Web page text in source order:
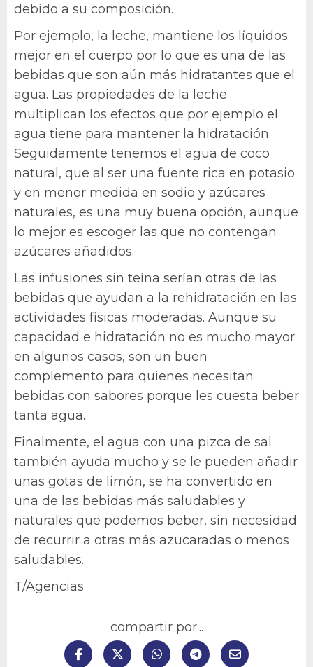
debido a su composición.
Por ejemplo, la leche, mantiene los líquidos
mejor en el cuerpo por lo que es una de las
bebidas que son aún más hidratantes que el
agua. Las propiedades de la leche
multiplican los efectos que por ejemplo el
agua tiene para mantener la hidratación.
Seguidamente tenemos el agua de coco
natural, que al ser una fuente rica en potasio
y en menor medida en sodio y azúcares
naturales, es una muy buena opción, aunque
lo mejor es escoger las que no contengan
azúcares añadidos.
Las infusiones sin teína serían otras de las
bebidas que ayudan a la rehidratación en las
actividades físicas moderadas. Aunque su
capacidad e hidratación no es mucho mayor
en algunos casos, son un buen
complemento para quienes necesitan
bebidas con sabores porque les cuesta beber
tanta agua.
Finalmente, el agua con una pizca de sal
también ayuda mucho y se le pueden añadir
unas gotas de limón, se ha convertido en
una de las bebidas más saludables y
naturales que podemos beber, sin necesidad
de recurrir a otras más azucaradas o menos
saludables.
T/Agencias
compartir por...